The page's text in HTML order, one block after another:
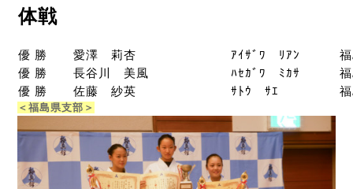
体戦
優 勝 愛澤 莉杏 ｱｲｻﾞﾜ ﾘｱﾝ
優 勝
長谷川 美風 ﾊｾｶﾞﾜ ﾐｶｻ
優 勝
佐藤 紗英 ｻﾄｳ ｻｴ
＜福島県支部＞